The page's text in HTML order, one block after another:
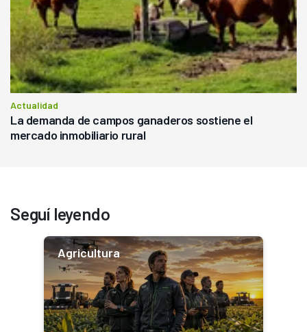
Actualidad
La demanda de campos ganaderos sostiene el
mercado inmobiliario rural
Seguí leyendo
Agricultura